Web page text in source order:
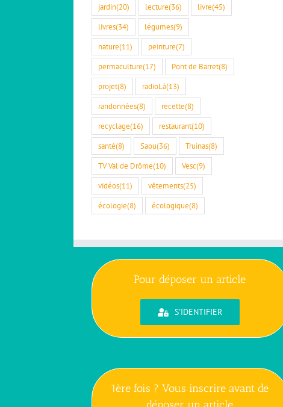
jardin(20) lecture(36) livre(45)
livres(34) légumes(9)
nature(11) peinture(7)
permaculture(17) Pont de Barret(8)
projet(8) radioLà(13)
randonnées(8) recette(8)
recyclage(16) restaurant(10)
santé(8) Saou(36) Truinas(8)
TV Val de Drôme(10) Vesc(9)
vidéos(11) vêtements(25)
écologie(8) écologique(8)
Pour déposer un article
S'IDENTIFIER
1ère fois ? Vous inscrire avant de